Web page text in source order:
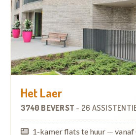
Het Laer
3740 BEVERST - 26
1-kamer flats te huur — vanaf